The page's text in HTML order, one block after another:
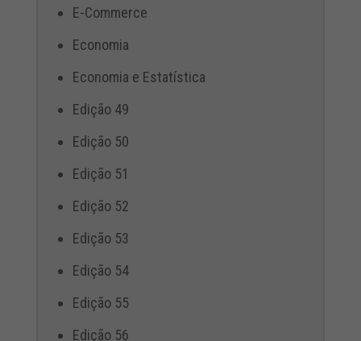
E-Commerce
Economia
Economia e Estatística
Edição 49
Edição 50
Edição 51
Edição 52
Edição 53
Edição 54
Edição 55
Edição 56